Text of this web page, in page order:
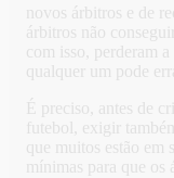
novos árbitros e de
árbitros não
com isso, perderam
qualquer um pode
É preciso, antes de
futebol, exigir
que muitos estão em
mínimas para que